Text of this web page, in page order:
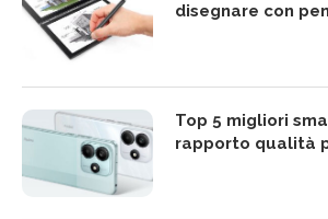
disegnare con
Top 5 migliori
rapporto qualità